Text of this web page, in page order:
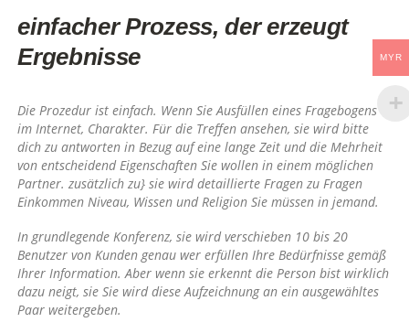
einfacher Prozess, der erzeugt
Ergebnisse
Die Prozedur ist einfach. Wenn Sie Ausfüllen eines Fragebogens
im Internet, Charakter. Für die Treffen ansehen, sie wird bitte
dich zu antworten in Bezug auf eine lange Zeit und die Mehrheit
von entscheidend Eigenschaften Sie wollen in einem möglichen
Partner. zusätzlich zu} sie wird detaillierte Fragen zu Fragen
Einkommen Niveau, Wissen und Religion Sie müssen in jemand.
In grundlegende Konferenz, sie wird verschieben 10 bis 20
Benutzer von Kunden genau wer erfüllen Ihre Bedürfnisse gemäß
Ihrer Information. Aber wenn sie erkennt die Person bist wirklich
dazu neigt, sie Sie wird diese Aufzeichnung an ein ausgewähltes
Paar weitergeben.
MYR